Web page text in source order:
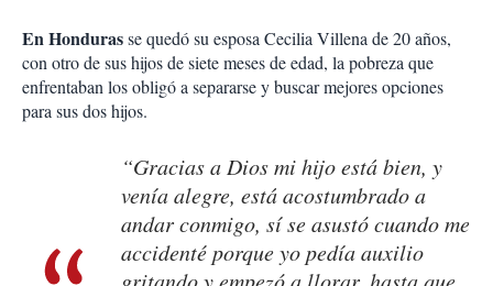
En Hondurasse quedó su esposa Cecilia Villena de 20 años,
con otro de sus hijos de siete meses de edad, la pobreza que
enfrentaban los obligó a separarse y buscar mejores opciones
para sus dos hijos.
“Gracias a Dios mi hijo está bien, y
venía alegre, está acostumbrado a
andar conmigo, sí se asustó cuando me
accidenté porque yo pedía auxilio